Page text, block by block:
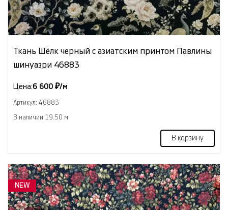
Ткань Шёлк черный с азиатским принтом Павлины
шинуазри 46883
Цена:6 600 ₽/м
Артикул: 46883
В наличии 19.50 м
В корзину
NEW